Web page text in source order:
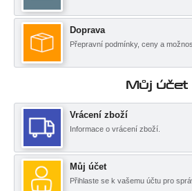
Doprava
Přepravní podmínky, ceny a
Můj účet
Vrácení zboží
Informace o vrácení zboží.
Můj účet
Přihlaste se k vašemu účtu pro